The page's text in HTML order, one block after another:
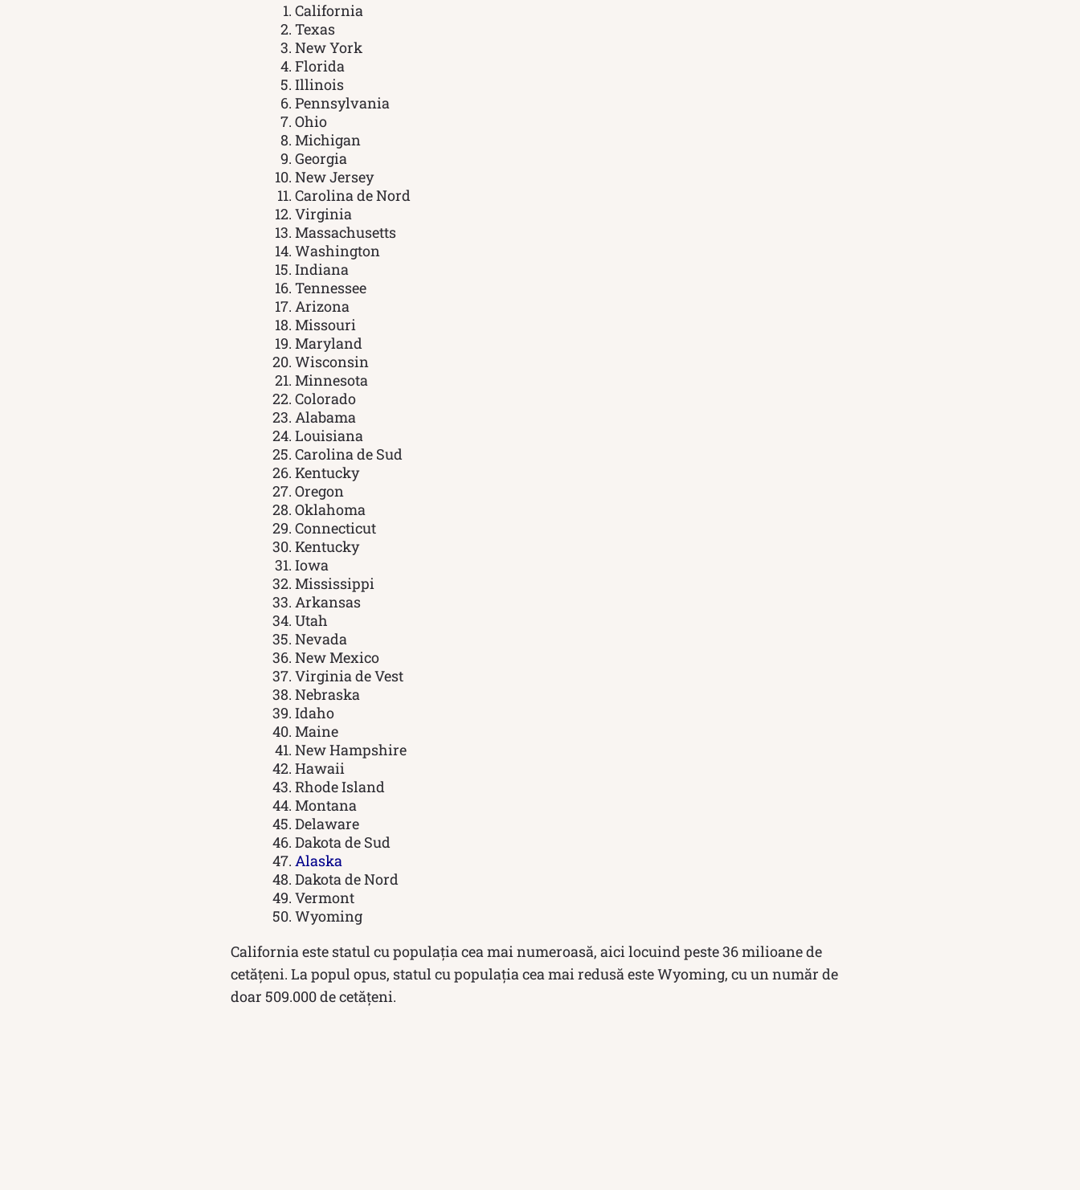
California
Texas
New York
Florida
Illinois
Pennsylvania
Ohio
Michigan
Georgia
New Jersey
Carolina de Nord
Virginia
Massachusetts
Washington
Indiana
Tennessee
Arizona
Missouri
Maryland
Wisconsin
Minnesota
Colorado
Alabama
Louisiana
Carolina de Sud
Kentucky
Oregon
Oklahoma
Connecticut
Kentucky
Iowa
Mississippi
Arkansas
Utah
Nevada
New Mexico
Virginia de Vest
Nebraska
Idaho
Maine
New Hampshire
Hawaii
Rhode Island
Montana
Delaware
Dakota de Sud
Alaska
Dakota de Nord
Vermont
Wyoming
California este statul cu populația cea mai numeroasă, aici locuind peste 36 milioane de
cetățeni. La popul opus, statul cu populația cea mai redusă este Wyoming, cu un număr de
doar 509.000 de cetățeni.